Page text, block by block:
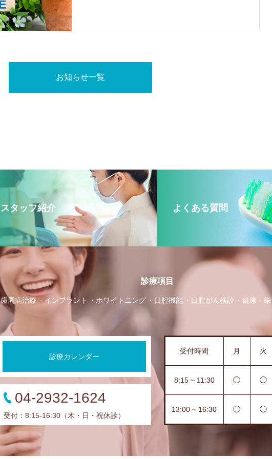
お知らせ一覧
スタッフ紹介 よくある質問
診療項目
歯周病治療 インプラント ホワイトニング 口腔機能 口腔がん検診 健康・
診療カレンダー
04-2932-1624
受付：8:15-16:30（木・日・祝休診）
受付時間 月 火
8:15 ~ 11:30 ◯ ◯
13:00 ~ 16:30 ◯ ◯